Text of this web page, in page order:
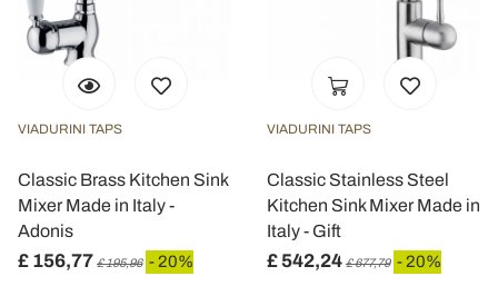
VIADURINI TAPS
Classic Brass Kitchen Sink
Mixer Made in Italy -
Adonis
£ 156,77 £ 195,96 - 20%
VIADURINI TAPS
Classic Stainless Steel
Kitchen Sink Mixer Made in
Italy - Gift
£ 542,24 £ 677,79 - 20%